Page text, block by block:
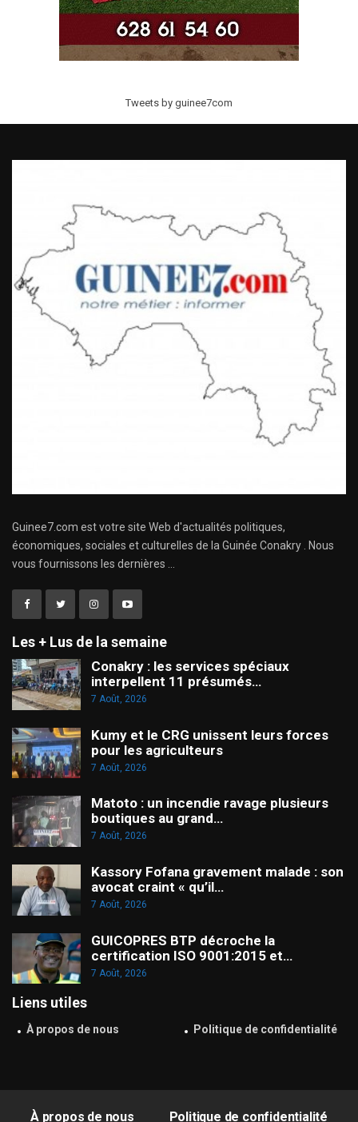
Tweets by guinee7com
Guinee7.com est votre site Web d'actualités politiques,
économiques, sociales et culturelles de la Guinée Conakry . Nous
vous fournissons les dernières ...
Les + Lus de la semaine
Conakry : les services spéciaux
interpellent 11 présumés…
7 Août, 2026
Kumy et le CRG unissent leurs forces
pour les agriculteurs
7 Août, 2026
Matoto : un incendie ravage plusieurs
boutiques au grand…
7 Août, 2026
Kassory Fofana gravement malade : son
avocat craint « qu’il…
7 Août, 2026
GUICOPRES BTP décroche la
certification ISO 9001:2015 et…
7 Août, 2026
Liens utiles
À propos de nous Politique de confidentialité
À propos de nous Politique de confidentialité